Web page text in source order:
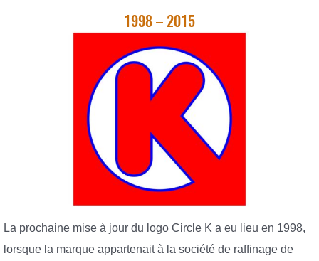
1998 – 2015
La prochaine mise à jour du logo Circle K a eu lieu en 1998,
lorsque la marque appartenait à la société de raffinage de